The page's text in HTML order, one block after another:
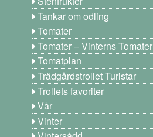
Tankar om odling
Tomater
Tomater – Vinterns Tomater
Tomatplan
Trädgårdstrollet Turistar
Trollets favoriter
Vår
Vinter